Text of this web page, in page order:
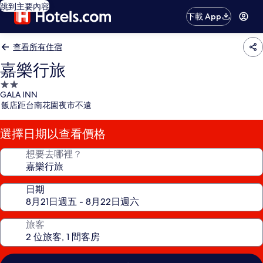
跳到主要內容
下載 App
查看所有住宿
嘉樂行旅
2.0
星
級
住
宿
GALA INN
飯店距台南花園夜市不遠
選擇日期以查看價格
想要去哪裡？
日期
旅客